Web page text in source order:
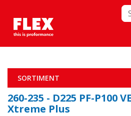
SORTIMENT
260-235 - D225 PF-P100
Xtreme Plus